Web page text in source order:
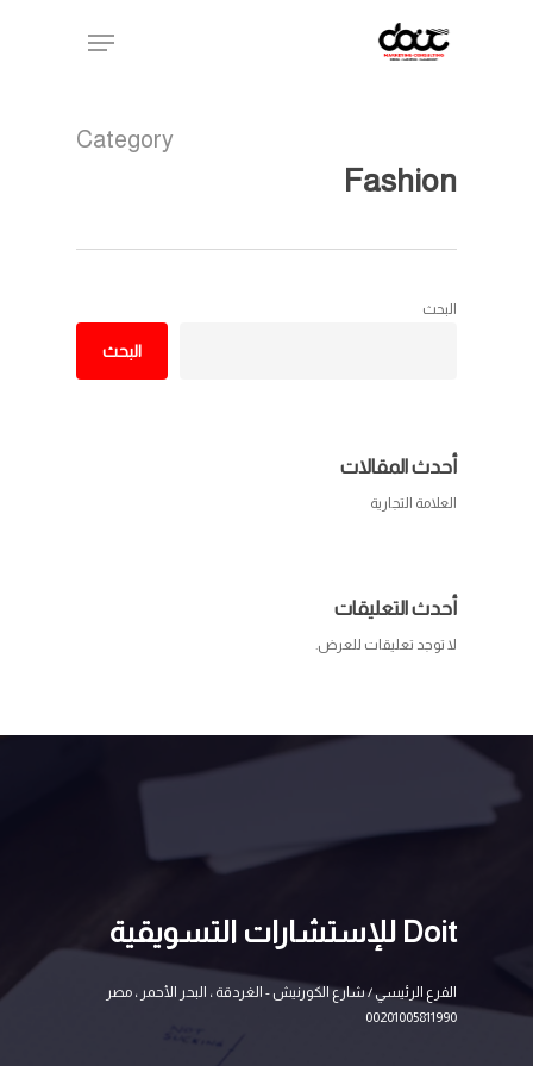
Menu
Category
Fashion
البحث
البحث
أحدث المقالات
العلامة التجارية
أحدث التعليقات
لا توجد تعليقات للعرض.
Doit للإستشارات التسويقية
الفرع الرئيسي / شارع الكورنيش - الغردقة ، البحر الأحمر ، مصر
00201005811990